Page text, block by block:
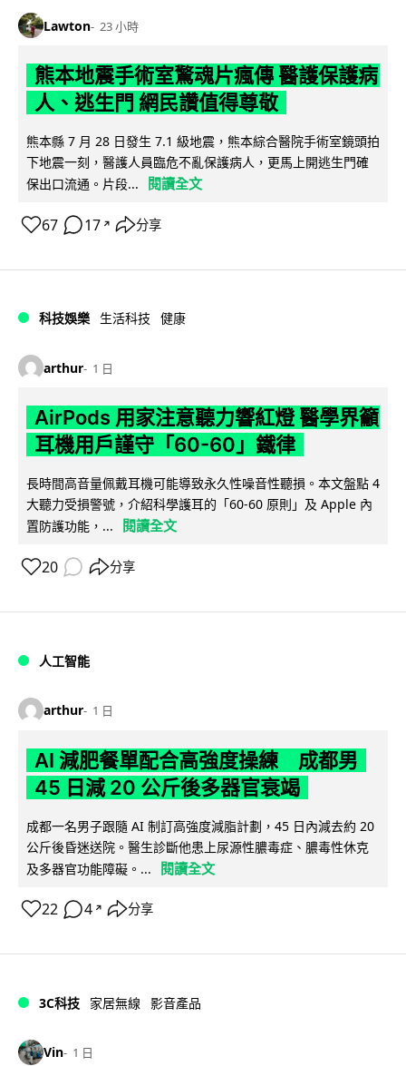
Lawton 23 小時
熊本地震手術室驚魂片瘋傳 醫護保護病
人、逃生門 網民讚值得尊敬
熊本縣 7 月 28 日發生 7.1 級地震，熊本綜合醫院手術室鏡頭拍
下地震一刻，醫護人員臨危不亂保護病人，更馬上開逃生門確
保出口流通。片段...
閱讀全文
67 17 ↗ 分享
科技娛樂 生活科技 健康
arthur 1 日
AirPods 用家注意聽力響紅燈 醫學界籲
耳機用戶謹守「60-60」鐵律
長時間高音量佩戴耳機可能導致永久性噪音性聽損。本文盤點 4
大聽力受損警號，介紹科學護耳的「60-60 原則」及 Apple 內
置防護功能，...
閱讀全文
20 分享
人工智能
arthur 1 日
AI 減肥餐單配合高強度操練 成都男
45 日減 20 公斤後多器官衰竭
成都一名男子跟隨 AI 制訂高強度減脂計劃，45 日內減去約 20
公斤後昏迷送院。醫生診斷他患上尿源性膿毒症、膿毒性休克
及多器官功能障礙。...
閱讀全文
22 4 ↗ 分享
3C科技 家居無線 影音產品
Vin 1 日